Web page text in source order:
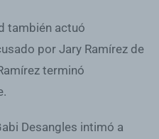
también actuó
por Jary Ramírez de
terminó
Desangles intimó a